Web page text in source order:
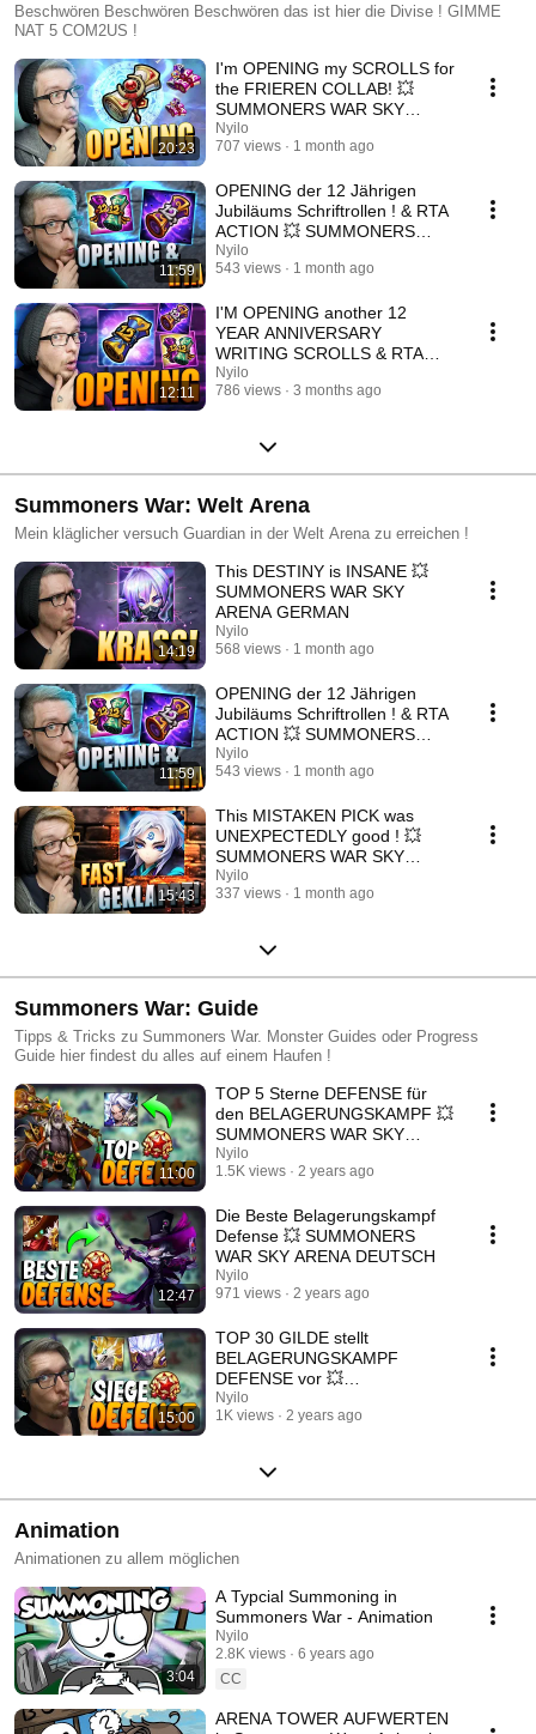
Beschwören Beschwören Beschwören das ist hier die Divise ! GIMME
NAT 5 COM2US !
20:23
I'm OPENING my SCROLLS for
the FRIEREN COLLAB! 💥
SUMMONERS WAR SKY
ARENA GERMAN
Nyilo
707 views
1 month ago
11:59
OPENING der 12 Jährigen
Jubiläums Schriftrollen ! & RTA
ACTION 💥 SUMMONERS
WAR SKY ARENA DEUTSCH
Nyilo
543 views
1 month ago
12:11
I'M OPENING another 12
YEAR ANNIVERSARY
WRITING SCROLLS & RTA
GAMEPLAY 💥 SUMMONERS
WAR SKY ARENA ...
Nyilo
786 views
3 months ago
Summoners War: Welt Arena
Mein kläglicher versuch Guardian in der Welt Arena zu erreichen !
14:19
This DESTINY is INSANE 💥
SUMMONERS WAR SKY
ARENA GERMAN
Nyilo
568 views
1 month ago
11:59
OPENING der 12 Jährigen
Jubiläums Schriftrollen ! & RTA
ACTION 💥 SUMMONERS
WAR SKY ARENA DEUTSCH
Nyilo
543 views
1 month ago
15:43
This MISTAKEN PICK was
UNEXPECTEDLY good ! 💥
SUMMONERS WAR SKY
ARENA GERMAN
Nyilo
337 views
1 month ago
Summoners War: Guide
Tipps & Tricks zu Summoners War. Monster Guides oder Progress
Guide hier findest du alles auf einem Haufen !
11:00
TOP 5 Sterne DEFENSE für
den BELAGERUNGSKAMPF 💥
SUMMONERS WAR SKY
ARENA DEUTSCH
Nyilo
1.5K views
2 years ago
12:47
Die Beste Belagerungskampf
Defense 💥 SUMMONERS
WAR SKY ARENA DEUTSCH
Nyilo
971 views
2 years ago
15:00
TOP 30 GILDE stellt
BELAGERUNGSKAMPF
DEFENSE vor 💥
SUMMONERS WAR SKY
ARENA DEUTSCH
Nyilo
1K views
2 years ago
Animation
Animationen zu allem möglichen
3:04
A Typcial Summoning in
Summoners War - Animation
Nyilo
2.8K views
6 years ago
CC
ARENA TOWER AUFWERTEN